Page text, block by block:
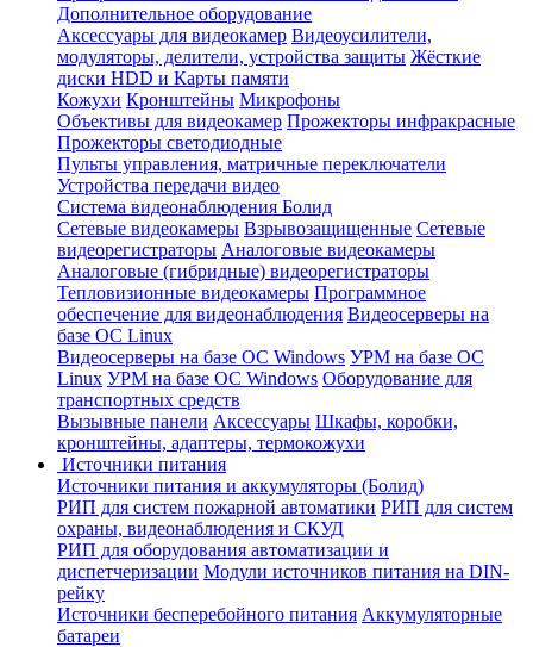
Дополнительное оборудование
Аксессуары для видеокамер Видеоусилители,
модуляторы, делители, устройства защиты Жёсткие
диски HDD и Карты памяти
Кожухи Кронштейны Микрофоны
Объективы для видеокамер Прожекторы инфракрасные
Прожекторы светодиодные
Пульты управления, матричные переключатели
Устройства передачи видео
Система видеонаблюдения Болид
Сетевые видеокамеры Взрывозащищенные Сетевые
видеорегистраторы Аналоговые видеокамеры
Аналоговые (гибридные) видеорегистраторы
Тепловизионные видеокамеры Программное
обеспечение для видеонаблюдения Видеосерверы на
базе ОС Linux
Видеосерверы на базе ОС Windows УРМ на базе ОС
Linux УРМ на базе ОС Windows Оборудование для
транспортных средств
Вызывные панели Аксессуары Шкафы, коробки,
кронштейны, адаптеры, термокожухи
Источники питания
Источники питания и аккумуляторы (Болид)
РИП для систем пожарной автоматики РИП для систем
охраны, видеонаблюдения и СКУД
РИП для оборудования автоматизации и
диспетчеризации Модули источников питания на DIN-
рейку
Источники бесперебойного питания Аккумуляторные
батареи